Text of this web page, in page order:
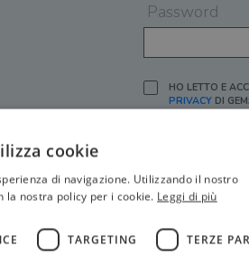
Password
HO LETTO E
PRIVACYDI
IN MANCANZA
ACCOUNT E/O
SÌ, DESIDERO
OFFERTE
PROMOZIONI E
[FINALITÀ
cookie
di navigazione. Utilizzando il nostro
la nostra policy per i cookie. Leggi di più
TARGETING TERZE